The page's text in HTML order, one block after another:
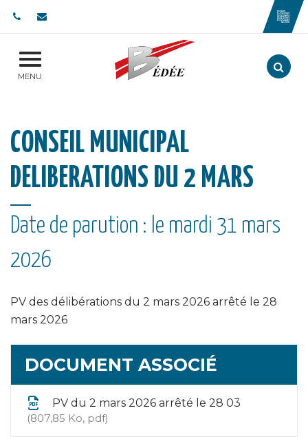
MENU Aller
CONSEIL MUNICIPAL
DELIBERATIONS DU 2 MARS
Date de parution : le mardi 31 mars
2026
PV des délibérations du 2 mars 2026 arrêté le 28
mars 2026
DOCUMENT ASSOCIÉ
PV du 2 mars 2026 arrêté le 28 03
807,85 Ko, pdf